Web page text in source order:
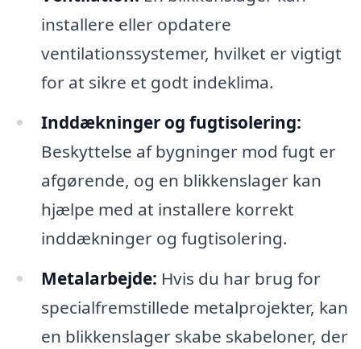
installere eller opdatere
ventilationssystemer, hvilket er vigtigt
for at sikre et godt indeklima.
Inddækninger og fugtisolering:
Beskyttelse af bygninger mod fugt er
afgørende, og en blikkenslager kan
hjælpe med at installere korrekt
inddækninger og fugtisolering.
Metalarbejde: Hvis du har brug for
specialfremstillede metalprojekter, kan
en blikkenslager skabe skabeloner, der